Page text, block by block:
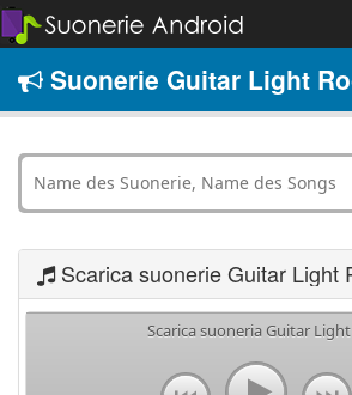
Suonerie Guitar Light
Scarica suonerie Guitar Light
Scarica suoneria Guitar